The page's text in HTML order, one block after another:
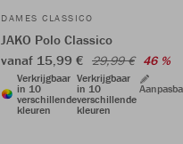
DAMES CLASSICO
JAKO Polo Classico
vanaf 15,99 € 29,99 € 46 %
Verkrijgbaar
in 10
verschillende
kleuren
Verkrijgbaar
in 10
verschillende
kleuren